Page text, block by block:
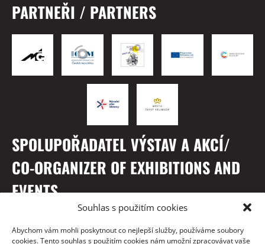
Souhlas s použitím cookies
Abychom vám mohli poskytnout co nejlepší služby, používáme soubory
cookies. Tento souhlas s použitím cookies nám umožní zpracovávat vaše
PARTNEŘI / PARTNERS
SPOLUPOŘADATEL VÝSTAV A AKCÍ/
CO-ORGANIZER OF EXHIBITIONS AND
EVENTS